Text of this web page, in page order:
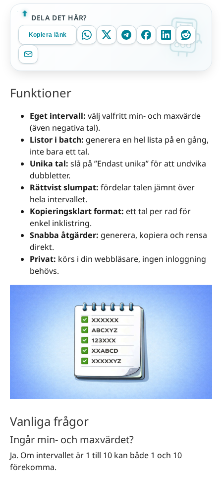
DELA DET HÄR?
Kopiera länk
Funktioner
Eget intervall: välj valfritt min- och maxvärde
(även negativa tal).
Listor i batch: generera en hel lista på en gång,
inte bara ett tal.
Unika tal: slå på ”Endast unika” för att undvika
dubbletter.
Rättvist slumpat: fördelar talen jämnt över
hela intervallet.
Kopieringsklart format: ett tal per rad för
enkel inklistring.
Snabba åtgärder: generera, kopiera och rensa
direkt.
Privat: körs i din webbläsare, ingen inloggning
behövs.
Vanliga frågor
Ingår min- och maxvärdet?
Ja. Om intervallet är 1 till 10 kan både 1 och 10
förekomma.